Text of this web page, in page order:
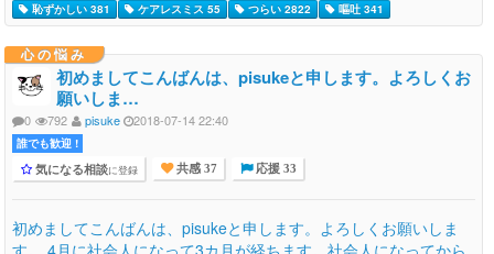
恥ずかしい 381
ケアレスミス 55 つらい 2822 嘔吐 341
心の悩み
初めましてこんばんは、pisukeと申します。よろしくお
願いしま…
0 792 pisuke 2018-07-14 22:40
誰でも歓迎 !
気になる相談に登録 共感 37 応援 33
初めましてこんばんは、pisukeと申します。よろしくお願いしま
す。 4月に社会人になって3カ月が経ちます。社会人になってから